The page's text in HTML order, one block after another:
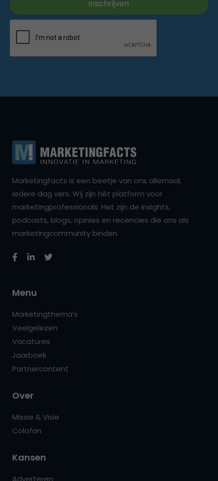
Marketingfacts is een beetje van ons allemaal,
iedere dag vers. Wij zijn hét platform voor
marketingprofessionals. Het zijn de insights,
podcasts, blogs, opinies en recencies die ons als
marketingcommunity binden.
Menu
Marketingthema’s
Veelgelezen
Vacatures
Jaarboek
Partnercontent
Over
Missie & Visie
Colofon
Kansen
Adverteren